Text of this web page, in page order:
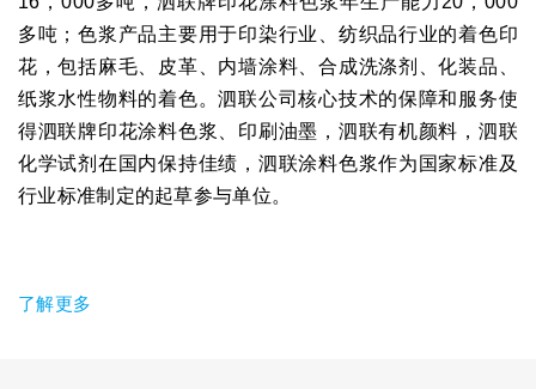
多吨；色浆产品主要用于印染行业、纺织品行业的着色印
花，包括麻毛、皮革、内墙涂料、合成洗涤剂、化装品、
纸浆水性物料的着色。泗联公司核心技术的保障和服务使
得泗联牌印花涂料色浆、印刷油墨，泗联有机颜料，泗联
化学试剂在国内保持佳绩，泗联涂料色浆作为国家标准及
行业标准制定的起草参与单位。
了解更多